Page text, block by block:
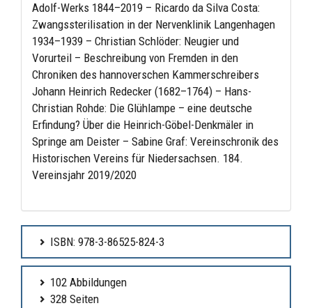
Adolf-Werks 1844–2019 – Ricardo da Silva Costa:
Zwangssterilisation in der Nervenklinik Langenhagen
1934–1939 – Christian Schlöder: Neugier und
Vorurteil – Beschreibung von Fremden in den
Chroniken des hannoverschen Kammerschreibers
Johann Heinrich Redecker (1682–1764) – Hans-
Christian Rohde: Die Glühlampe – eine deutsche
Erfindung? Über die Heinrich-Göbel-Denkmäler in
Springe am Deister – Sabine Graf: Vereinschronik des
Historischen Vereins für Niedersachsen. 184.
Vereinsjahr 2019/2020
ISBN: 978-3-86525-824-3
102 Abbildungen
328 Seiten